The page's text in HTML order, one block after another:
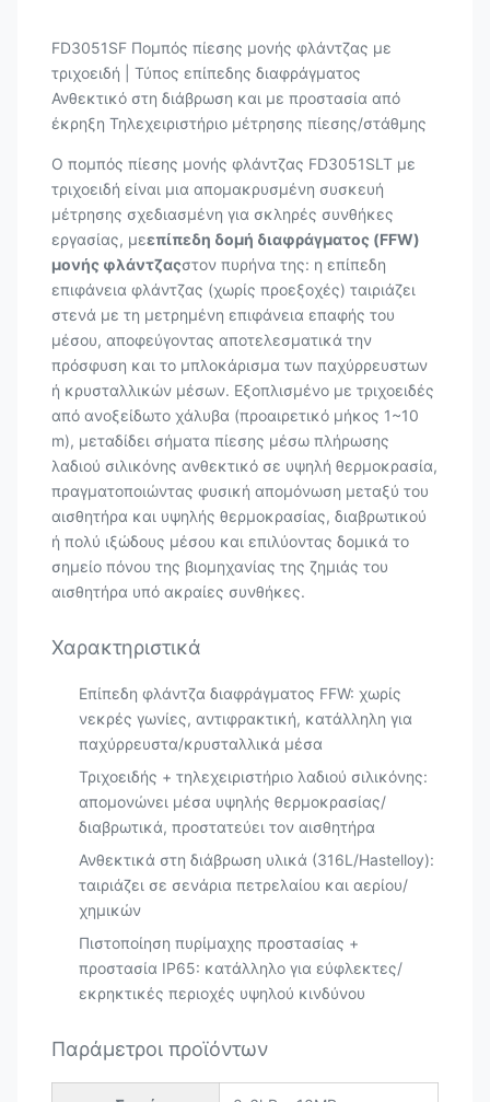
FD3051SF Πομπός πίεσης μονής φλάντζας με
τριχοειδή | Τύπος επίπεδης διαφράγματος
Ανθεκτικό στη διάβρωση και με προστασία από
έκρηξη Τηλεχειριστήριο μέτρησης πίεσης/στάθμης
Ο πομπός πίεσης μονής φλάντζας FD3051SLT με
τριχοειδή είναι μια απομακρυσμένη συσκευή
μέτρησης σχεδιασμένη για σκληρές συνθήκες
εργασίας, μεεπίπεδη δομή διαφράγματος (FFW)
μονής φλάντζαςστον πυρήνα της: η επίπεδη
επιφάνεια φλάντζας (χωρίς προεξοχές) ταιριάζει
στενά με τη μετρημένη επιφάνεια επαφής του
μέσου, αποφεύγοντας αποτελεσματικά την
πρόσφυση και το μπλοκάρισμα των παχύρρευστων
ή κρυσταλλικών μέσων. Εξοπλισμένο με τριχοειδές
από ανοξείδωτο χάλυβα (προαιρετικό μήκος 1~10
m), μεταδίδει σήματα πίεσης μέσω πλήρωσης
λαδιού σιλικόνης ανθεκτικό σε υψηλή θερμοκρασία,
πραγματοποιώντας φυσική απομόνωση μεταξύ του
αισθητήρα και υψηλής θερμοκρασίας, διαβρωτικού
ή πολύ ιξώδους μέσου και επιλύοντας δομικά το
σημείο πόνου της βιομηχανίας της ζημιάς του
αισθητήρα υπό ακραίες συνθήκες.
Χαρακτηριστικά
Επίπεδη φλάντζα διαφράγματος FFW: χωρίς
νεκρές γωνίες, αντιφρακτική, κατάλληλη για
παχύρρευστα/κρυσταλλικά μέσα
Τριχοειδής + τηλεχειριστήριο λαδιού σιλικόνης:
απομονώνει μέσα υψηλής θερμοκρασίας/
διαβρωτικά, προστατεύει τον αισθητήρα
Ανθεκτικά στη διάβρωση υλικά (316L/Hastelloy):
ταιριάζει σε σενάρια πετρελαίου και αερίου/
χημικών
Πιστοποίηση πυρίμαχης προστασίας +
προστασία IP65: κατάλληλο για εύφλεκτες/
εκρηκτικές περιοχές υψηλού κινδύνου
Παράμετροι προϊόντων